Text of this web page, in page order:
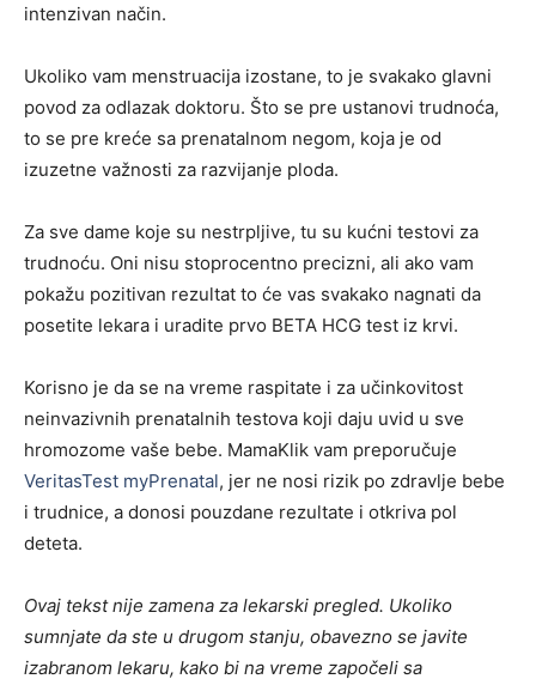
intenzivan način.
Ukoliko vam menstruacija izostane, to je svakako glavni
povod za odlazak doktoru. Što se pre ustanovi trudnoća,
to se pre kreće sa prenatalnom negom, koja je od
izuzetne važnosti za razvijanje ploda.
Za sve dame koje su nestrpljive, tu su kućni testovi za
trudnoću. Oni nisu stoprocentno precizni, ali ako vam
pokažu pozitivan rezultat to će vas svakako nagnati da
posetite lekara i uradite prvo BETA HCG test iz krvi.
Korisno je da se na vreme raspitate i za učinkovitost
neinvazivnih prenatalnih testova koji daju uvid u sve
hromozome vaše bebe. MamaKlik vam preporučuje
VeritasTest myPrenatal, jer ne nosi rizik po zdravlje bebe
i trudnice, a donosi pouzdane rezultate i otkriva pol
deteta.
Ovaj tekst nije zamena za lekarski pregled. Ukoliko
sumnjate da ste u drugom stanju, obavezno se javite
izabranom lekaru, kako bi na vreme započeli sa